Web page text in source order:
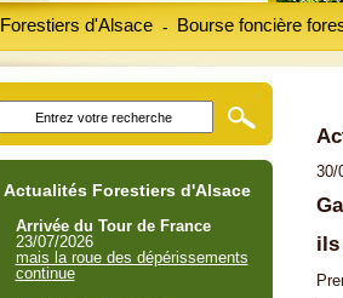
Forestiers d'Alsace Bourse foncière
-
30/
ils
Actualités Forestiers d'Alsace
Arrivée du Tour de France
23/07/2026
mais la roue des dépérissements
continue